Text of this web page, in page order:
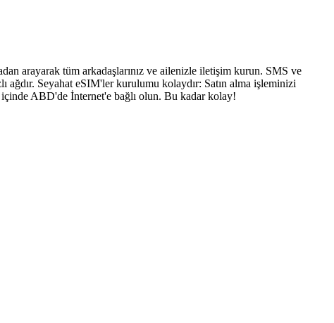
arayarak tüm arkadaşlarınız ve ailenizle iletişim kurun. SMS ve
ağdır. Seyahat eSIM'ler kurulumu kolaydır: Satın alma işleminizi
ABD'de İnternet'e bağlı olun. Bu kadar kolay!